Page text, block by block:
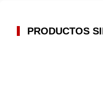
PRODUCTOS